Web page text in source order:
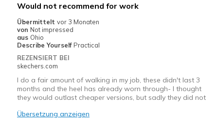
Width
Sizing
Feels true to size
View On Shoes
Would not recommend for work
Übermittelt vor 3 Monaten
von Not impressed
aus Ohio
Describe Yourself Practical
REZENSIERT BEI
skechers.com
I do a fair amount of walking in my job, these didn't last 3
months and the heel has already worn through- I thought
they would outlast cheaper versions, but sadly they did not
Übersetzung anzeigen